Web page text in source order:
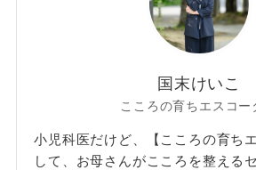
国末けいこ
こころの育ちエスコー
小児科医だけど、【こころの育ち
して、お母さんがこころを整える